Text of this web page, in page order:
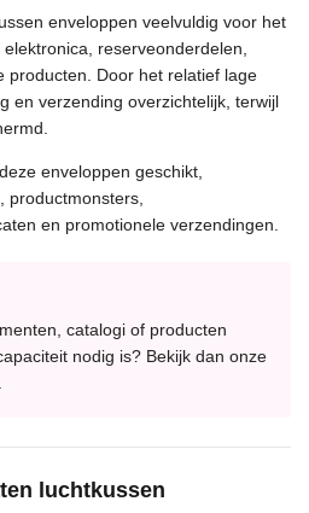
enveloppen veelvuldig voor het
reserveonderdelen,
producten. Door het relatief lage
en verzending overzichtelijk, terwijl
enveloppen geschikt,
productmonsters,
en promotionele verzendingen.
catalogi of producten
nodig is? Bekijk dan onze
.
luchtkussen